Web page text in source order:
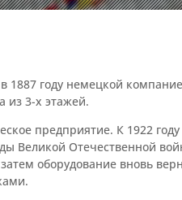
1887 году немецкой
из 3-х этажей.
предприятие. К 1922
Великой Отечественной
оборудование вновь